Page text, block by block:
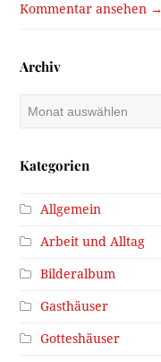
Kommentar ansehen →
Archiv
Kategorien
Allgemein
Arbeit und Alltag
Bilderalbum
Gasthäuser
Gotteshäuser